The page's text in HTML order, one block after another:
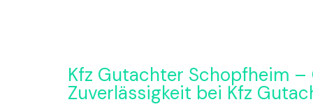
Kfz Gutachter Schopfheim
Zuverlässigkeit bei Kfz